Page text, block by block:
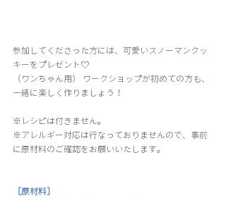
参加してくださった方には、可愛いスノーマンクッ
キーをプレゼント♡
（ワンちゃん用） ワークショップが初めての方も、
一緒に楽しく作りましょう！
※レシピは付きません。
※アレルギー対応は行なっておりませんので、事前
に原材料のご確認をお願いいたします。
［原材料］